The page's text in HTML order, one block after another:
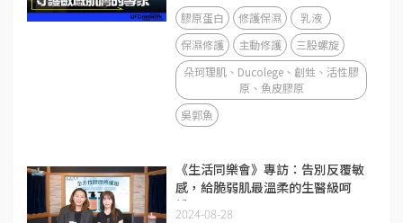
膠原蛋白 修護保濕
乳液
保濕修護
主動修護
三股螺旋
朵珂理肌、Ducolege、創甡、活性膠
原、魚皮膠原
吳郭魚
《生活同樂會》專訪：告別反覆敏
感，給脆弱肌最溫柔的生醫級呵
護。
2024-08-28